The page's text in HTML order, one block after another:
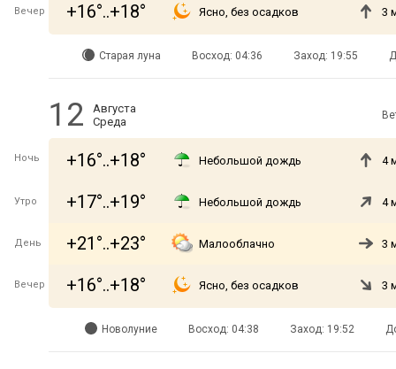
Вечер +16°..+18° Ясно, без осадков 3
Старая луна Восход: 04:36 Заход: 19:55
12
Августа
Среда
Ночь +16°..+18° Небольшой дождь 4
Утро +17°..+19° Небольшой дождь 4
День +21°..+23° Малооблачно 3
Вечер +16°..+18° Ясно, без осадков 3
Новолуние Восход: 04:38 Заход: 19:52